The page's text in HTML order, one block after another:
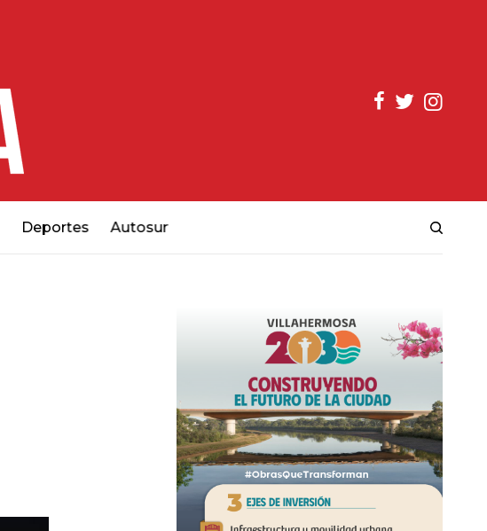
Deportes Autosur